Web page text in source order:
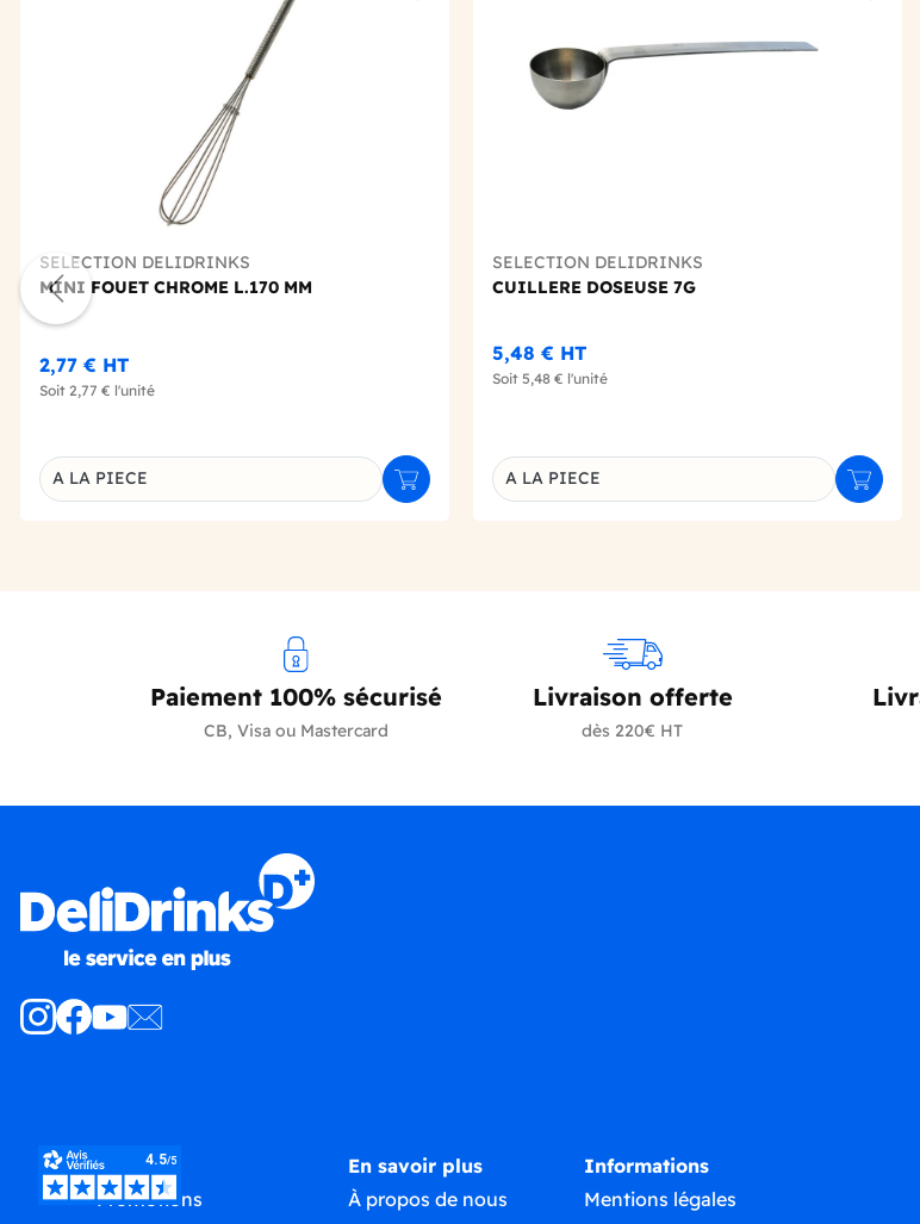
SELECTION DELIDRINKS
MINI FOUET CHROME L.170 MM
2,77 € HT
Soit 2,77 € l'unité
Déclinaison du produit
A LA PIECE Ajouter au panier
Add
SELECTION DELIDRINKS
CUILLERE DOSEUSE 7G
5,48 € HT
Soit 5,48 € l'unité
Déclinaison du produit
A LA PIECE Ajouter
Paiement 100% sécurisé
CB, Visa ou Mastercard
Livraison offerte
dès 220€ HT
Produits
Promotions
En savoir plus
À propos de nous
Informations
Mentions légales